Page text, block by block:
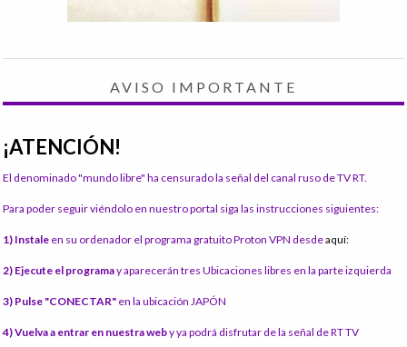
AVISO IMPORTANTE
¡ATENCIÓN!
El denominado "mundo libre" ha censurado la señal del canal ruso de TV RT.
Para poder seguir viéndolo en nuestro portal siga las instrucciones siguientes:
1) Instale en su ordenador el programa gratuito Proton VPN desdeaquí:
2) Ejecute el programay aparecerán tres Ubicaciones libres en la parte izquierda
3) Pulse "CONECTAR" en la ubicación JAPÓN
4) Vuelva a entrar en nuestra weby ya podrá disfrutar de la señal de RT TV